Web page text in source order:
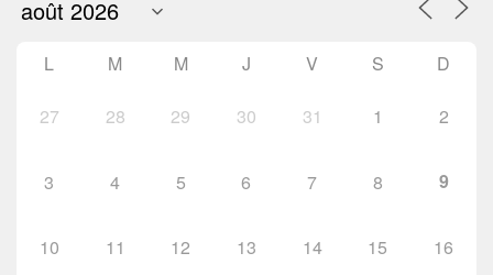
L M M J V S D
27 28 29 30 31 1 2
3 4 5 6 7 8 9
10 11 12 13 14 15 16